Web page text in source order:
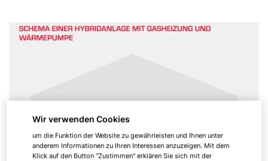
Wir verwenden Cookies
um die Funktion der Website zu gewährleisten und Ihnen unter
anderem Informationen zu Ihren Interessen anzuzeigen. Mit dem
Klick auf den Button "Zustimmen" erklären Sie sich mit der